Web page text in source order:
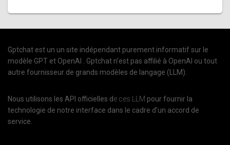
Gptchat est un un site indépendant purement informatif sur le
modèle GPT et OpenAI . Gptchat n’est pas affilié à OpenAI ou tout
autre fournisseur de grands modèles de langage (LLM).
Nous utilisons les API officielles de ces LLM pour fournir la
technologie de notre interface dans le cadre d’un accord de
service.